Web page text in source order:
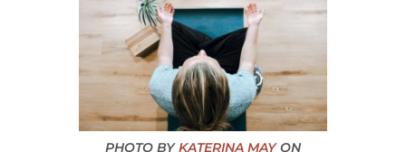
PHOTO BYKATERINA MAYON